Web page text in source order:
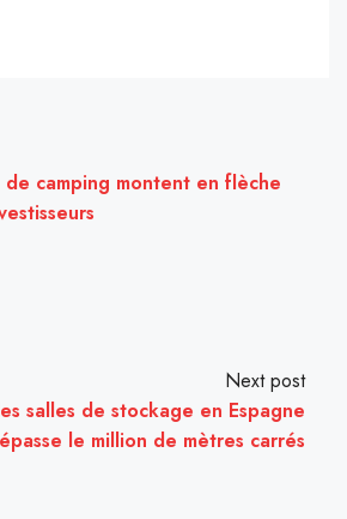
de camping montent en flèche
Next post
salles de stockage en Espagne
le million de mètres carrés